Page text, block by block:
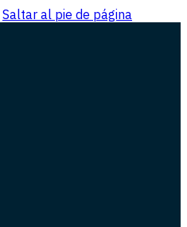
Saltar al pie de página